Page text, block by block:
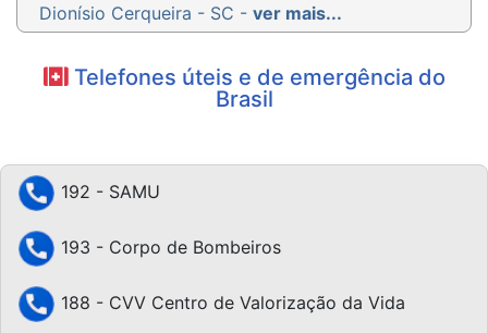
Dionísio Cerqueira - SC - ver mais...
Telefones úteis e de emergência do
Brasil
192 - SAMU
193 - Corpo de Bombeiros
188 - CVV Centro de Valorização da Vida